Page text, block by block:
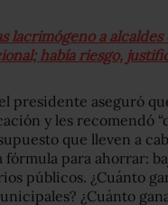
lacrimógeno a
había riesgo,
presidente aseguró
y les recomendó
que lleven a
fórmula para ahorrar:
públicos. ¿Cuánto
¿Cuánto